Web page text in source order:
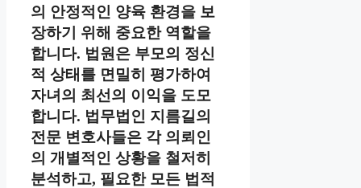
의 안정적인 양육 환경을 보
장하기 위해 중요한 역할을
합니다. 법원은 부모의 정신
적 상태를 면밀히 평가하여
자녀의 최선의 이익을 도모
합니다. 법무법인 지름길의
전문 변호사들은 각 의뢰인
의 개별적인 상황을 철저히
분석하고, 필요한 모든 법적